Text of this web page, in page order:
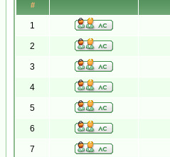
#
1
2
3
4
5
6
7